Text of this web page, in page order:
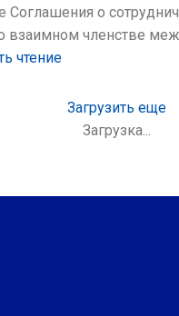
Соглашения о
взаимном членстве
чтение
Загрузить еще
Загрузка...